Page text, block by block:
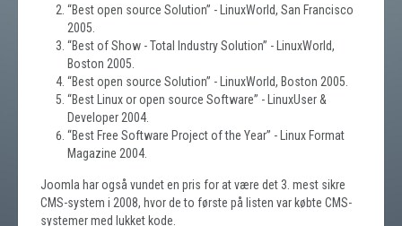
“Best open source Solution” - LinuxWorld, San Francisco
2005.
“Best of Show - Total Industry Solution” - LinuxWorld,
Boston 2005.
“Best open source Solution” - LinuxWorld, Boston 2005.
“Best Linux or open source Software” - LinuxUser &
Developer 2004.
“Best Free Software Project of the Year” - Linux Format
Magazine 2004.
Joomla har også vundet en pris for at være det 3. mest sikre
CMS-system i 2008, hvor de to første på listen var købte CMS-
systemer med lukket kode.